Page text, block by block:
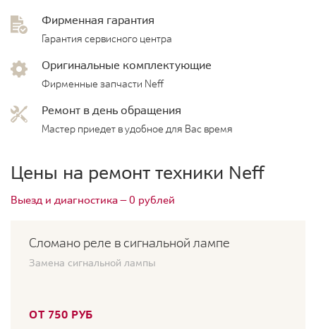
Фирменная гарантия
Гарантия сервисного центра
Оригинальные комплектующие
Фирменные запчасти Neff
Ремонт в день обращения
Мастер приедет в удобное для Вас время
Цены на ремонт техники Neff
Выезд и диагностика — 0 рублей
Сломано реле в сигнальной лампе
Замена сигнальной лампы
ОТ 750 РУБ